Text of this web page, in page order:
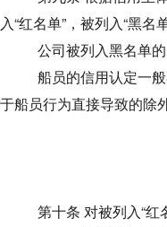
入“红名单”，被列入“黑名
公司被列入黑名单
船员的信用认定一
于船员行为直接导致的除
第十条 对被列入“